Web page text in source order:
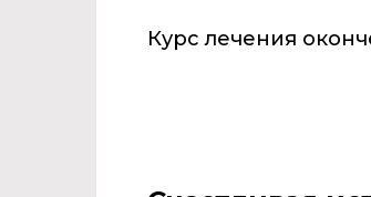
Курс лечения